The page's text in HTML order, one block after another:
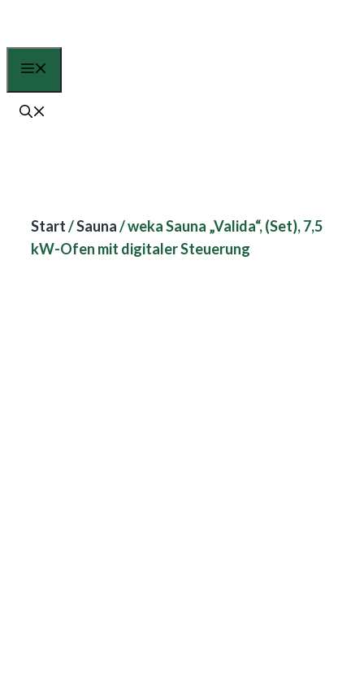
springen
Start/Sauna/ weka Sauna „Valida“, (Set), 7,5
kW-Ofen mit digitaler Steuerung